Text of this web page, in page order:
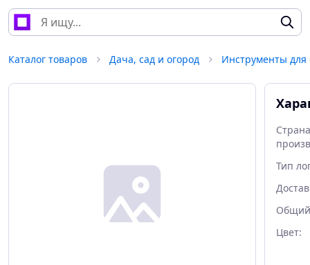
Каталог товаров Дача, сад и огород Инструменты
Тип
Общий
Цвет: